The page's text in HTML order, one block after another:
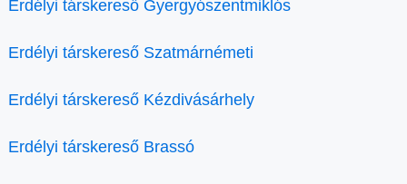
Erdélyi társkereső Gyergyószentmiklós
Erdélyi társkereső Szatmárnémeti
Erdélyi társkereső Kézdivásárhely
Erdélyi társkereső Brassó